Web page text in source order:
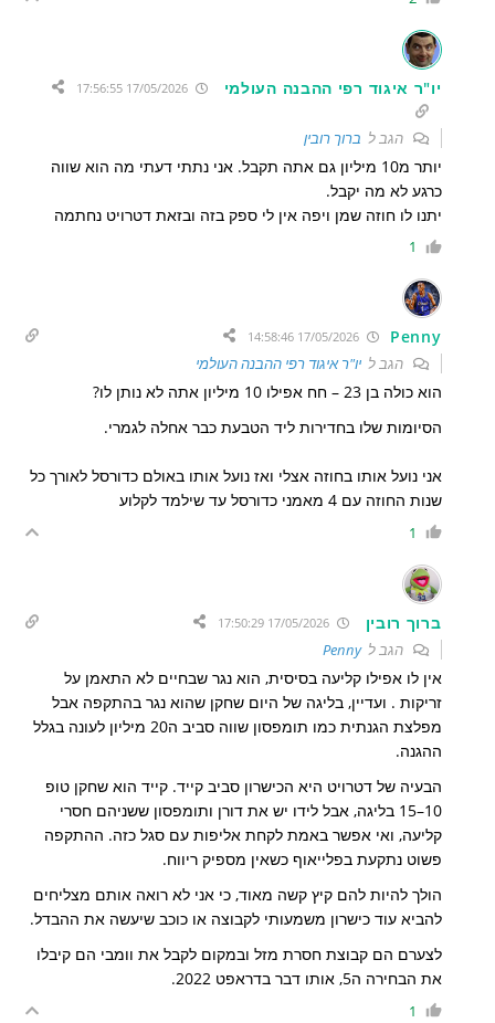
יו"ר איגוד רפי ההבנה העולמי 17/05/2026 17:56:55
הגב ל ברוך רובין
יותר מ10 מיליון גם אתה תקבל. אני נתתי דעתי מה הוא שווה
כרגע לא מה יקבל.
יתנו לו חוזה שמן ויפה אין לי ספק בזה ובזאת דטרויט נחתמה
1
Penny
הגב ליו"ר איגוד רפי ההבנה העולמי
הוא כולה בן 23 – חח אפילו 10 מיליון אתה לא נותן לו?
הסיומות שלו בחדירות ליד הטבעת כבר אחלה לגמרי.
אני נועל אותו בחוזה אצלי ואז נועל אותו באולם כדורסל לאורך כל
שנות החוזה עם 4 מאמני כדורסל עד שילמד לקלוע
1
ברוך רובין 17/05/2026 17:50:29
הגב לPenny
אין לו אפילו קליעה בסיסית, הוא נגר שבחיים לא התאמן על
זריקות . ועדיין, בליגה של היום שחקן שהוא נגר בהתקפה אבל
מפלצת הגנתית כמו תומפסון שווה סביב ה20 מיליון לעונה בגלל
ההגנה.
הבעיה של דטרויט היא הכישרון סביב קייד. קייד הוא שחקן טופ
10–15 בליגה, אבל לידו יש את דורן ותומפסון ששניהם חסרי
קליעה, ואי אפשר באמת לקחת אליפות עם סגל כזה. ההתקפה
פשוט נתקעת בפלייאוף כשאין מספיק ריווח.
הולך להיות להם קיץ קשה מאוד, כי אני לא רואה אותם מצליחים
להביא עוד כישרון משמעותי לקבוצה או כוכב שיעשה את ההבדל.
לצערם הם קבוצת חסרת מזל ובמקום לקבל את וומבי הם קיבלו
את הבחירה ה5, אותו דבר בדראפט 2022.
1